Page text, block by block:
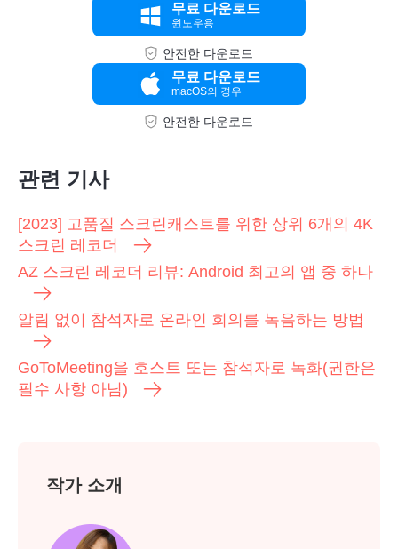
무료 다운로드
윈도우용
안전한 다운로드
무료 다운로드
macOS의 경우
안전한 다운로드
관련 기사
[2023] 고품질 스크린캐스트를 위한 상위 6개의 4K
스크린 레코더
AZ 스크린 레코더 리뷰: Android 최고의 앱 중 하나
알림 없이 참석자로 온라인 회의를 녹음하는 방법
GoToMeeting을 호스트 또는 참석자로 녹화(권한은
필수 사항 아님)
작가 소개